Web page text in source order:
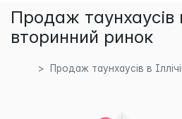
Продаж таунхаусів
вторинний ринок
Продаж таунхаусів в